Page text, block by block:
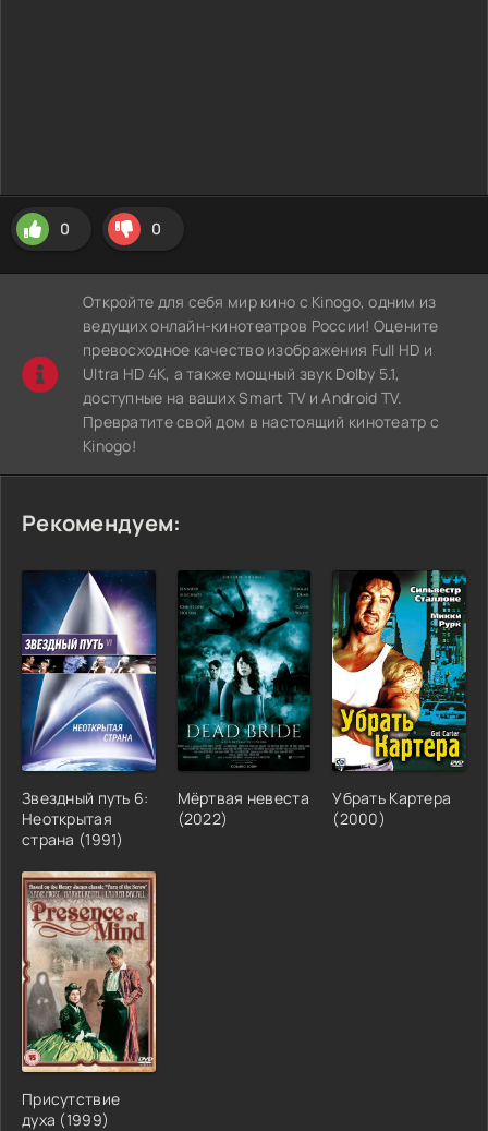
0 0
Откройте для себя мир кино с Kinogo, одним из
ведущих онлайн-кинотеатров России! Оцените
превосходное качество изображения Full HD и
Ultra HD 4K, а также мощный звук Dolby 5.1,
доступные на ваших Smart TV и Android TV.
Превратите свой дом в настоящий кинотеатр с
Kinogo!
Рекомендуем:
Звездный путь 6:
Неоткрытая
страна (1991)
Мёртвая невеста
(2022)
Убрать Картера
(2000)
Присутствие
духа (1999)